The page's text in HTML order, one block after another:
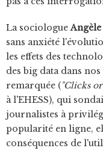
La sociologue
sans anxiété
les effets des
des big data dans
remarquée ("Clicks
à l'EHESS), qui
journalistes à
popularité en ligne,
conséquences de